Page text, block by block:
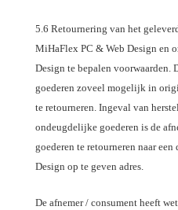
5.6 Retournering van het
MiHaFlex PC & Web Design en
Design te bepalen voorwaarden.
goederen zoveel mogelijk in
te retourneren. Ingeval van
ondeugdelijke goederen is de
goederen te retourneren naar
Design op te geven adres.
De afnemer / consument heeft